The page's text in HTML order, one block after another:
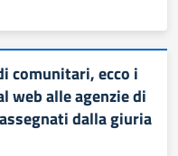
comunitari, ecco i
web alle agenzie di
dalla giuria